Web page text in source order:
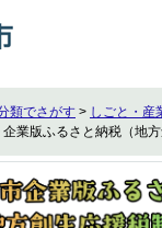
類でさがす > しごと・産
企業版ふるさと納税（地方